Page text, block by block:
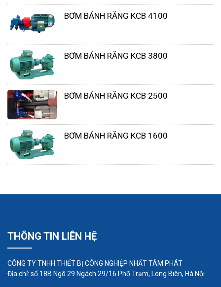
Các giá trị khác nhau này cho phép bạn tính
toán NPSHa (Đầu hút tích cực thuần có sẵn) của
thiết lập. Điều này sẽ cho phép bạn chọn một
hóa chấtphù hợp và tránh mọi nguy cơ xâm
đặc tính của chất lỏng cần bơm và máy thì việc
những thông tin đã tìm hiểu. Lưu ý là nên chọn loại
máy uy tín, chất lượng ở địa chỉ chính hãng để
BƠM BÁNH RĂNG KCB 4100
BƠM BÁNH RĂNG KCB 3800
BƠM BÁNH RĂNG KCB 2500
BƠM BÁNH RĂNG KCB 1600
THÔNG TIN LIÊN HỆ
CÔNG TY TNHH THIẾT BỊ CÔNG NGHIỆP NHẤT TÂM PHÁT
Địa chỉ: số 18B Ngõ 29 Ngách 29/16 Phố Trạm, Long Biên, Hà Nội